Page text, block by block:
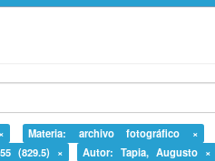
Materia: archivo fotográfico ×
(829.5) × Autor: Tapia, Augusto ×